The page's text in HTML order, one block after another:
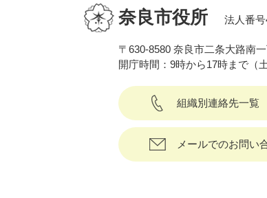
奈良市役所 法人番
〒630-8580 奈良市二条大路南
開庁時間：9時から17時まで（
組織別連絡先一覧
メールでのお問い